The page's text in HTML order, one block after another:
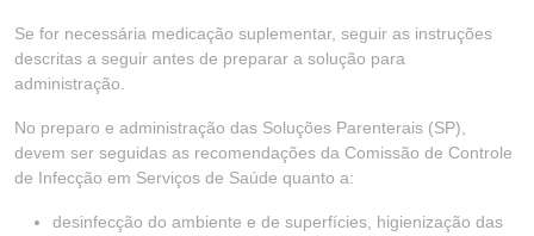
Se for necessária medicação suplementar, seguir as instruções
descritas a seguir antes de preparar a solução para
administração.
No preparo e administração das Soluções Parenterais (SP),
devem ser seguidas as recomendações da Comissão de Controle
de Infecção em Serviços de Saúde quanto a:
desinfecção do ambiente e de superfícies, higienização das